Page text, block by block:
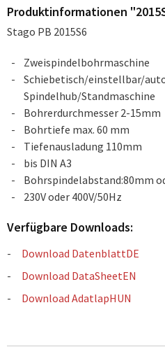
Produktinformationen
Stago PB 2015S6
Zweispindelbohrmaschine
Schiebetisch/einstellbar/
Spindelhub/Standmaschine
Bohrerdurchmesser 2-15mm
Bohrtiefe max. 60 mm
Tiefenausladung 110mm
bis DIN A3
Bohrspindelabstand:80mm
230V oder 400V/50Hz
Verfügbare Downloads:
Download DatenblattDE
Download DataSheetEN
Download AdatlapHUN